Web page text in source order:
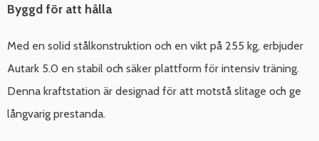
Byggd för att hålla
Med en solid stålkonstruktion och en vikt på 255 kg, erbjuder
Autark 5.0 en stabil och säker plattform för intensiv träning.
Denna kraftstation är designad för att motstå slitage och ge
långvarig prestanda.